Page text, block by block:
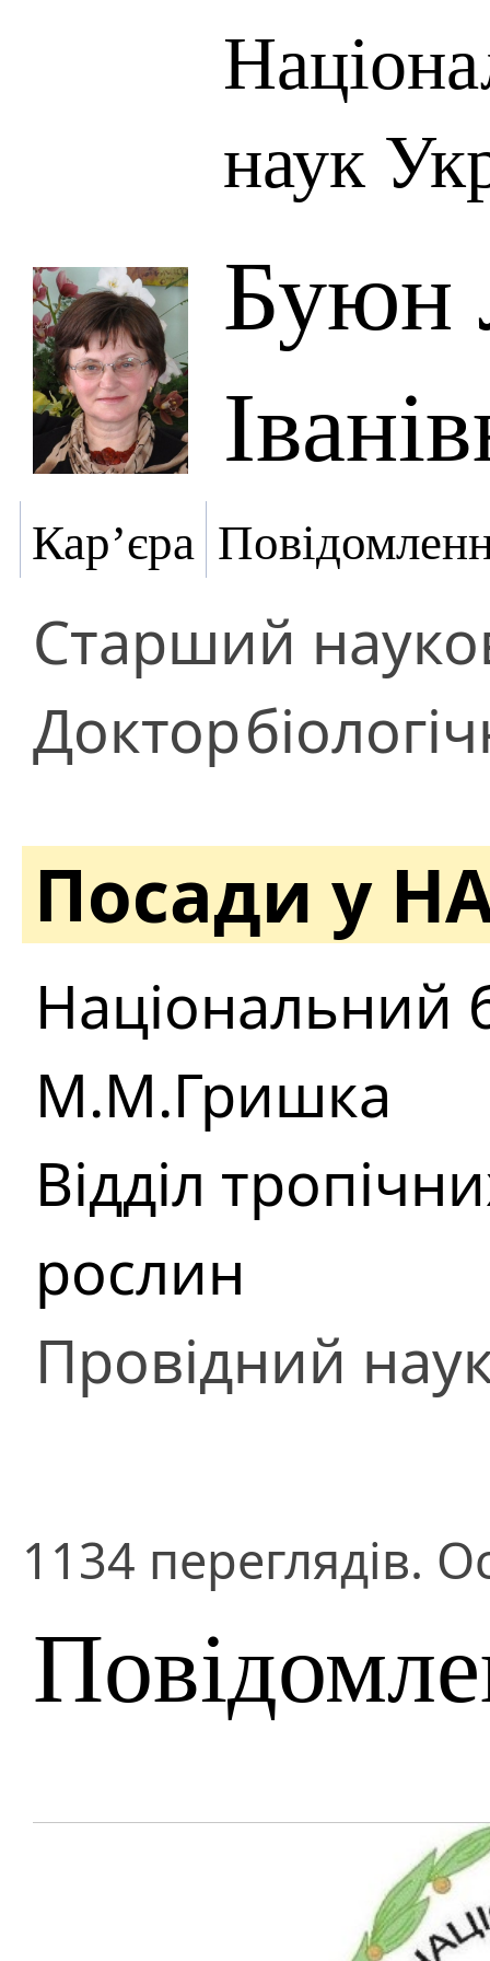
наук
Буюн
Кар’єра
Старший
Доктор
Посади у
Національний
М.М.Гришка
Відділ
рослин
Провідний
1134 переглядів.